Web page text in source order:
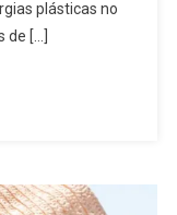
plásticas no
de […]